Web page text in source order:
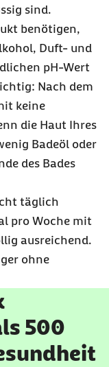
sind.
benötigen,
Duft- und
pH-Wert
Nach dem
keine
die Haut Ihres
Badeöl oder
des Bades
täglich
pro Woche mit
ausreichend.
ohne
500